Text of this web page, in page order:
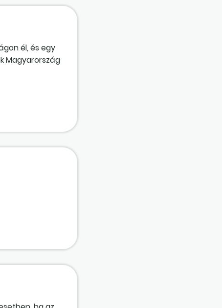
él, és egy
Magyarország
és a
ide?